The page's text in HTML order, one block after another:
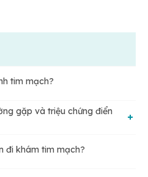
tim mạch?
gặp và triệu chứng điển
đi khám tim mạch?